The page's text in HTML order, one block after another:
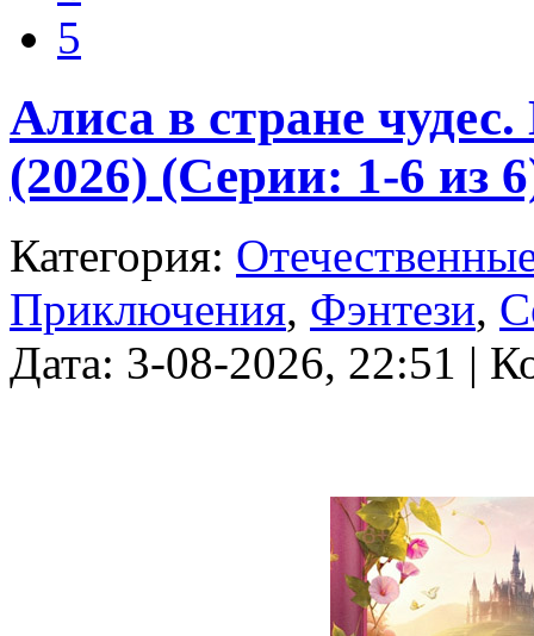
5
Алиса в стране
(2026) (Серии: 1-6 из
Категория:
Приключения, Фэнтези,
Дата: 3-08-2026, 22:51 |